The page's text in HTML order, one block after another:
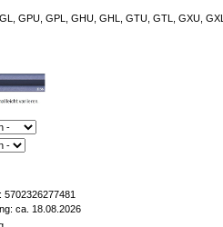
GPU, GPL, GHU, GHL, GTU, GTL, GXU, GXL
5702326277481
ca. 18.08.2026